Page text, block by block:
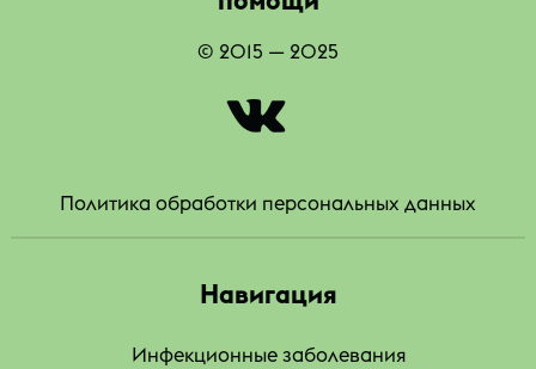
© 2015 — 2025
|
Политика обработки персональных данных
Навигация
Инфекционные заболевания